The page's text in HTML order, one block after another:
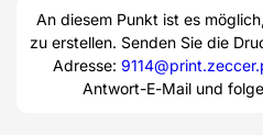
An diesem Punkt ist es
zu erstellen. Senden Sie die
Adresse:
Antwort-E-Mail und